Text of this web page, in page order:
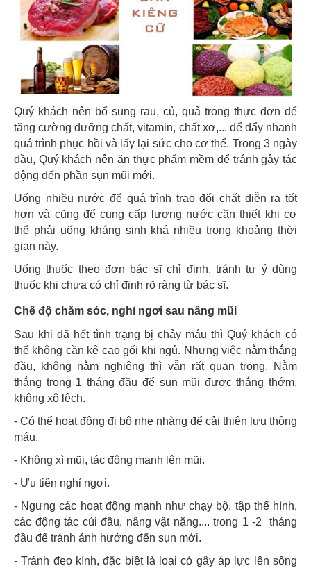
Quý khách nên bổ sung rau, củ, quả trong thực đơn để
tăng cường dưỡng chất, vitamin, chất xơ,... để đẩy nhanh
quá trình phục hồi và lấy lại sức cho cơ thể. Trong 3 ngày
đầu, Quý khách nên ăn thực phẩm mềm để tránh gây tác
động đến phần sụn mũi mới.
Uống nhiều nước để quá trình trao đổi chất diễn ra tốt
hơn và cũng để cung cấp lượng nước cần thiết khi cơ
thể phải uống kháng sinh khá nhiều trong khoảng thời
gian này.
Uống thuốc theo đơn bác sĩ chỉ định, tránh tự ý dùng
thuốc khi chưa có chỉ định rõ ràng từ bác sĩ.
Chế độ chăm sóc, nghỉ ngơi sau nâng mũi
Sau khi đã hết tình trạng bị chảy máu thì Quý khách có
thể không cần kê cao gối khi ngủ. Nhưng việc nằm thẳng
đầu, không nằm nghiêng thì vẫn rất quan trọng. Nằm
thẳng trong 1 tháng đầu để sụn mũi được thẳng thớm,
không xô lệch.
- Có thể hoạt động đi bộ nhẹ nhàng để cải thiện lưu thông
máu.
- Không xì mũi, tác động mạnh lên mũi.
- Ưu tiên nghỉ ngơi.
- Ngưng các hoạt động mạnh như chạy bộ, tập thể hình,
các động tác cúi đầu, nâng vật nặng.... trong 1 -2 tháng
đầu để tránh ảnh hưởng đến sụn mới.
- Tránh đeo kính, đặc biệt là loại có gây áp lực lên sống